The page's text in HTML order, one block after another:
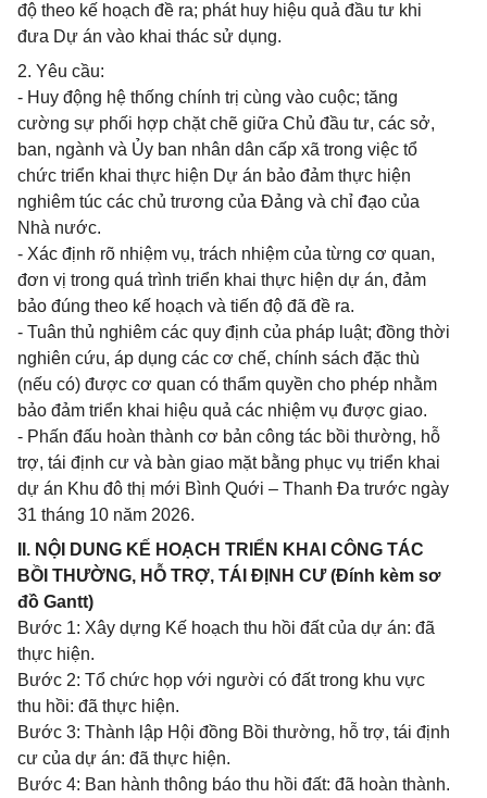
độ theo kế hoạch đề ra; phát huy hiệu quả đầu tư khi
đưa Dự án vào khai thác sử dụng.
2. Yêu cầu:
- Huy động hệ thống chính trị cùng vào cuộc; tăng
cường sự phối hợp chặt chẽ giữa Chủ đầu tư, các sở,
ban, ngành và Ủy ban nhân dân cấp xã trong việc tổ
chức triển khai thực hiện Dự án bảo đảm thực hiện
nghiêm túc các chủ trương của Đảng và chỉ đạo của
Nhà nước.
- Xác định rõ nhiệm vụ, trách nhiệm của từng cơ quan,
đơn vị trong quá trình triển khai thực hiện dự án, đảm
bảo đúng theo kế hoạch và tiến độ đã đề ra.
- Tuân thủ nghiêm các quy định của pháp luật; đồng thời
nghiên cứu, áp dụng các cơ chế, chính sách đặc thù
(nếu có) được cơ quan có thẩm quyền cho phép nhằm
bảo đảm triển khai hiệu quả các nhiệm vụ được giao.
- Phấn đấu hoàn thành cơ bản công tác bồi thường, hỗ
trợ, tái định cư và bàn giao mặt bằng phục vụ triển khai
dự án Khu đô thị mới Bình Quới – Thanh Đa trước ngày
31 tháng 10 năm 2026.
II. NỘI DUNG KẾ HOẠCH TRIỂN KHAI CÔNG TÁC
BỒI THƯỜNG, HỖ TRỢ, TÁI ĐỊNH CƯ (Đính kèm sơ
đồ Gantt)
Bước 1: Xây dựng Kế hoạch thu hồi đất của dự án: đã
thực hiện.
Bước 2: Tổ chức họp với người có đất trong khu vực
thu hồi: đã thực hiện.
Bước 3: Thành lập Hội đồng Bồi thường, hỗ trợ, tái định
cư của dự án: đã thực hiện.
Bước 4: Ban hành thông báo thu hồi đất: đã hoàn thành.